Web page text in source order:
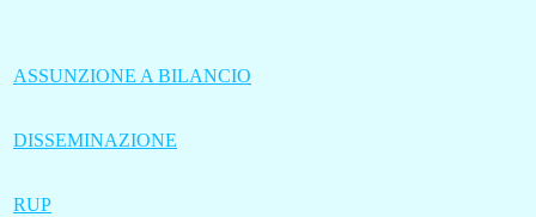
ASSUNZIONE A BILANCIO
DISSEMINAZIONE
RUP